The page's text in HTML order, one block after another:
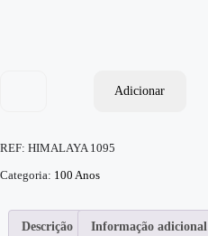
Adicionar
REF: HIMALAYA 1095
Categoria: 100 Anos
Descrição Informação adicional